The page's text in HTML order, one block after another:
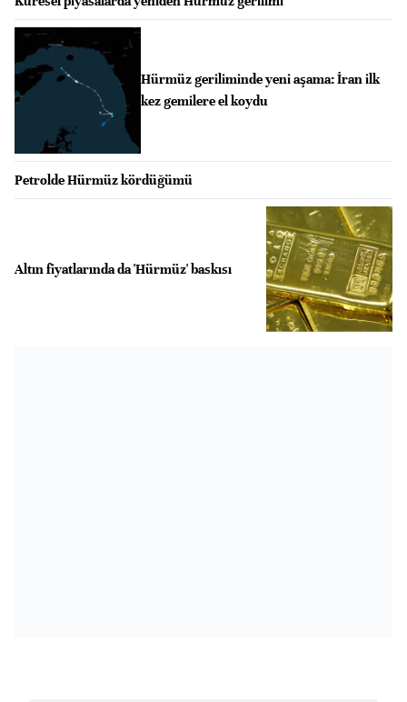
Hürmüz geriliminde yeni aşama: İran ilk
kez gemilere el koydu
Petrolde Hürmüz kördüğümü
Altın fiyatlarında da 'Hürmüz' baskısı